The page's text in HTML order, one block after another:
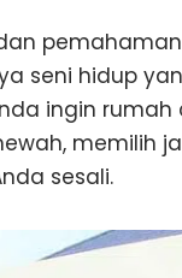
seni hidup
ingin rumah
memilih
sesali.